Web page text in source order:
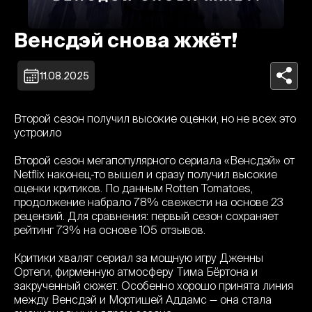
Венсдэй снова жжёт!
11.08.2025
Второй сезон получил высокие оценки, но не всех это
устроило
Второй сезон мегапопулярного сериала «Венсдэй» от
Netflix наконец-то вышел и сразу получил высокие
оценки критиков. По данным Rotten Tomatoes,
продолжение набрало 78% свежести на основе 23
рецензий. Для сравнения: первый сезон сохраняет
рейтинг 73% на основе 105 отзывов.
Критики хвалят сериал за мощную игру Дженны
Ортеги, фирменную атмосферу Тима Бёртона и
закрученный сюжет. Особенно хорошо принята линия
между Венсдэй и Мортишей Аддамс — она стала